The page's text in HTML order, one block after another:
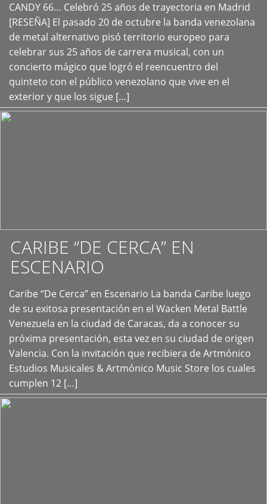
CANDY 66… Celebró 25 años de trayectoria en Madrid
[RESEÑA] El pasado 20 de octubre la banda venezolana
de metal alternativo pisó territorio europeo para
celebrar sus 25 años de carrera musical, con un
concierto mágico que logró el reencuentro del
quinteto con el público venezolano que vive en el
exterior y que los sigue […]
+
CARIBE “DE CERCA” EN
ESCENARIO
Caribe “De Cerca” en Escenario La banda Caribe luego
de su exitosa presentación en el Wacken Metal Battle
Venezuela en la ciudad de Caracas, da a conocer su
próxima presentación, esta vez en su ciudad de origen
Valencia. Con la invitación que recibiera de Artmónico
Estudios Musicales & Artmónico Music Store los cuales
cumplen 12 […]
+